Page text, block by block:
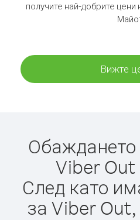
получите най-добрите
Вижте
Viber Out
След като
за Viber